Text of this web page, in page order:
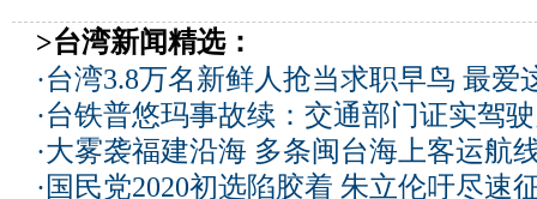
>台湾新闻精选：
·台湾3.8万名新鲜人抢当求职早鸟 最爱
·台铁普悠玛事故续：交通部门证实驾
·大雾袭福建沿海 多条闽台海上客运航
· 国民党2020初选陷胶着 朱立伦吁尽速